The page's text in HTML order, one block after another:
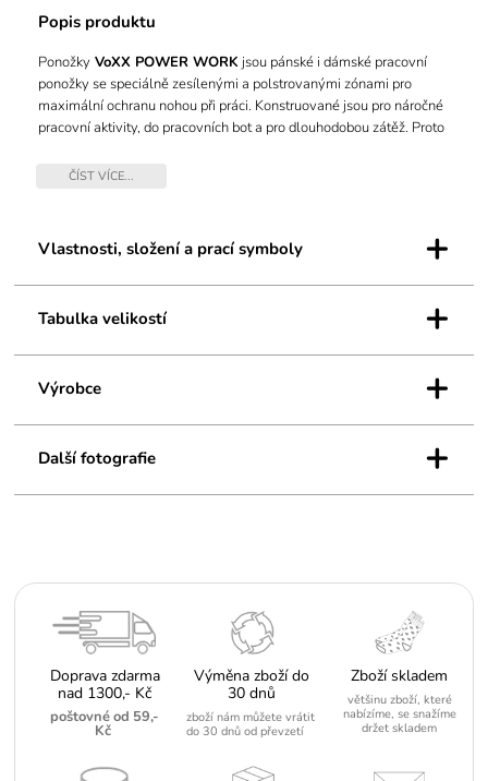
Popis produktu
Ponožky VoXX POWER WORK jsou pánské i dámské pracovní
ponožky se speciálně zesílenými a polstrovanými zónami pro
maximální ochranu nohou při práci. Konstruované jsou pro náročné
pracovní aktivity, do pracovních bot a pro dlouhodobou zátěž. Proto
Prodyšné kanálky udržují příjemné klima i při teplotách od -5°C do
ČÍST VÍCE...
Vlastnosti, složení a prací symboly +
Tabulka velikostí +
Výrobce +
Další fotografie +
Doprava zdarma
nad 1300,- Kč
poštovné od 59,-
Kč
Výměna zboží do
30 dnů
zboží nám můžete vrátit
do 30 dnů od převzetí
Zboží skladem
většinu zboží, které
nabízíme, se snažíme
držet skladem